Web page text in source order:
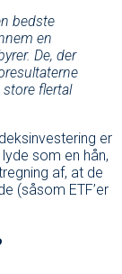
bedste
en
De, der
flertal
er
som en hån,
af, at de
(såsom ETF’er